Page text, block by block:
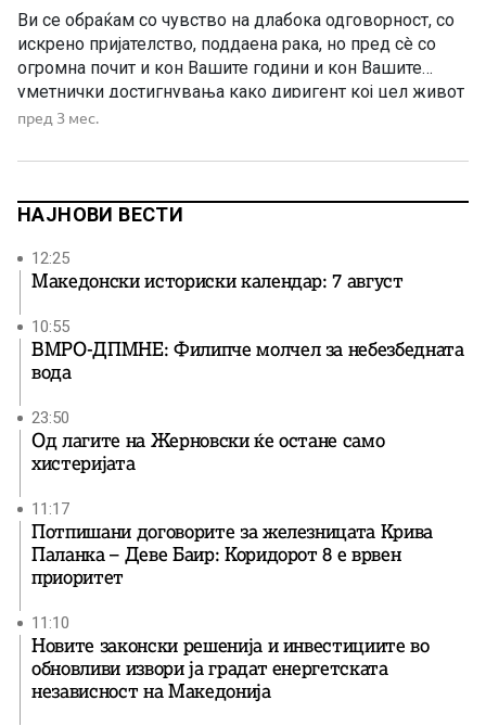
Ви се обраќам со чувство на длабока одговорност, со
искрено пријателство, поддаена рака, но пред сè со
огромна почит и кон Вашите години и кон Вашите
уметнички достигнувања како диригент кој цел живот
го скротува звучниот хаос во хармонија. Но, најмногу
Гоце Делчев, човекот […]
пред 3 мес.
НАЈНОВИ ВЕСТИ
12:25
Македонски историски календар: 7 август
10:55
ВМРО-ДПМНЕ: Филипче молчел за небезбедната
вода
23:50
Од лагите на Жерновски ќе остане само
хистеријата
11:17
Потпишани договорите за железницата Крива
Паланка – Деве Баир: Коридорот 8 е врвен
приоритет
11:10
Новите законски решенија и инвестициите во
обновливи извори ја градат енергетската
независност на Македонија